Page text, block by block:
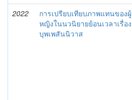
2022
การเปรียบเทียบภาพแทนของผู้
หญิงในนวนิยายย้อนเวลาเรื่อง
บุพเพสันนิวาส